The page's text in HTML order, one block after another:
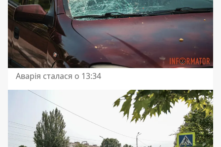
Аварія сталася о 13:34